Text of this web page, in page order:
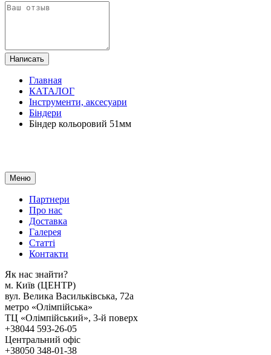
Написать
Главная
КАТАЛОГ
Інструменти, аксесуари
Біндери
Біндер кольоровий 51мм
Меню
Партнери
Про нас
Доставка
Галерея
Статтi
Контакти
Як наc знайти?
м. Киïв (ЦЕНТР)
вул. Велика Васильківська, 72а
метро «Олімпійська»
ТЦ «Олімпійський», 3-й поверх
+38044 593-26-05
Центральний офіс
+38050 348-01-38